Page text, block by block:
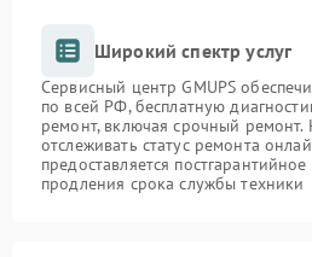
Широкий спектр услуг
Сервисный центр GMUPS
по всей РФ, бесплатную
ремонт, включая срочный ремонт.
отслеживать статус ремонта
предоставляется
продления срока службы техники